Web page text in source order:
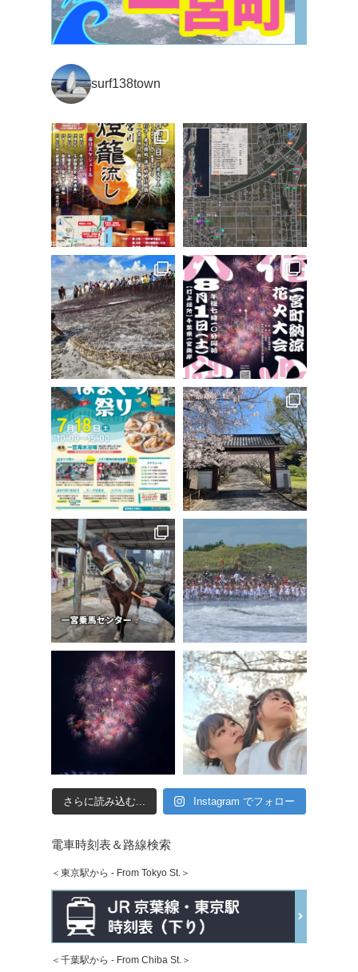
surf138town
さらに読み込む... Instagram でフォロー
電車時刻表＆路線検索
＜東京駅から - From Tokyo St.＞
＜千葉駅から - From Chiba St.＞